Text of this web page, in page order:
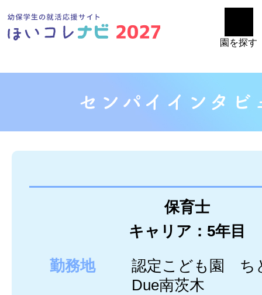
園を探す
保育士
キャリア：5年目
勤務地
認定こども園 ち
Due南茨木